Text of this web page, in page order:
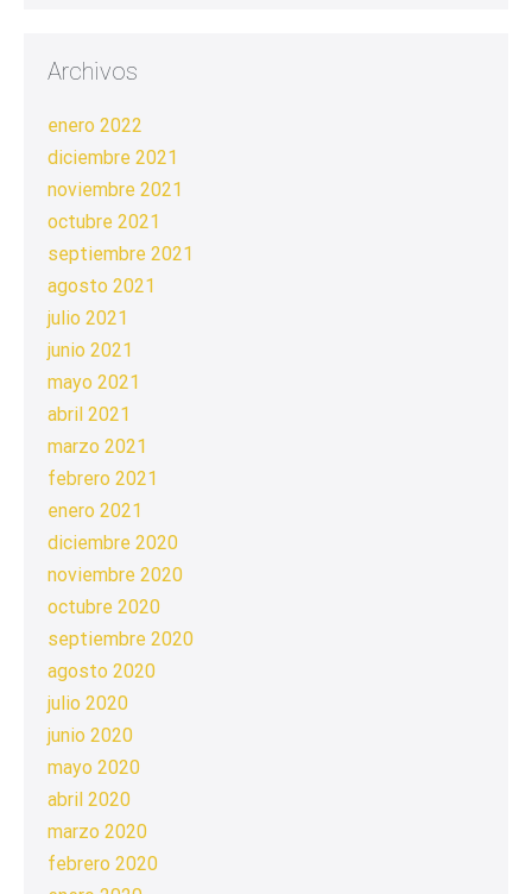
Archivos
enero 2022
diciembre 2021
noviembre 2021
octubre 2021
septiembre 2021
agosto 2021
julio 2021
junio 2021
mayo 2021
abril 2021
marzo 2021
febrero 2021
enero 2021
diciembre 2020
noviembre 2020
octubre 2020
septiembre 2020
agosto 2020
julio 2020
junio 2020
mayo 2020
abril 2020
marzo 2020
febrero 2020